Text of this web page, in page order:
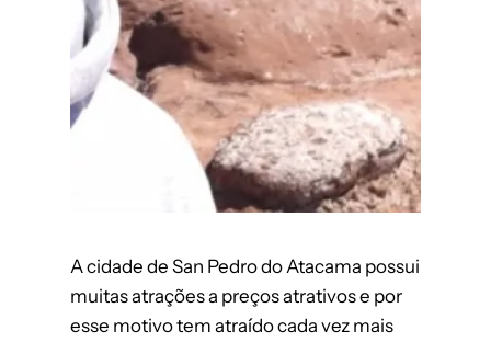
A cidade de San Pedro do Atacama possui
muitas atrações a preços atrativos e por
esse motivo tem atraído cada vez mais